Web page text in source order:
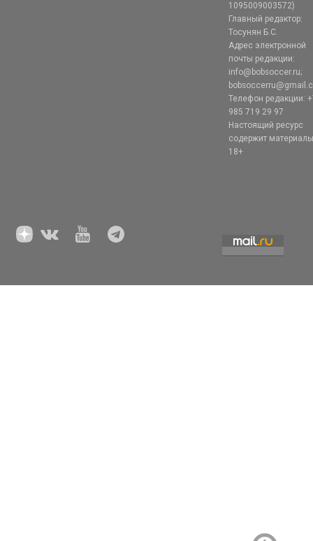
1095009003572)
Главный редактор:
Тосунян Б.С.
Адрес электронной
почты редакции:
info@bobsoccer.ru;
Телефон редакции:
985 719 29 97
Настоящий ресурс
содержит
18+